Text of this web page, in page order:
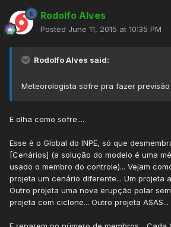
Rodolfo Alves
Posted June 11, 2015 at 10:35 PM
Rodolfo Alves said:
Meteorologista sofre pra fazer
E olha como sofre....
Esse é o Global do INPE, só que
[Cenários] (a solução do modelo é uma
usado o membro do controle)... Vejam
projeta um cenário diferente... Um projeta a
Outro projeta uma nova erupção polar
projeta com ciclone... Outro projeta ASAS...